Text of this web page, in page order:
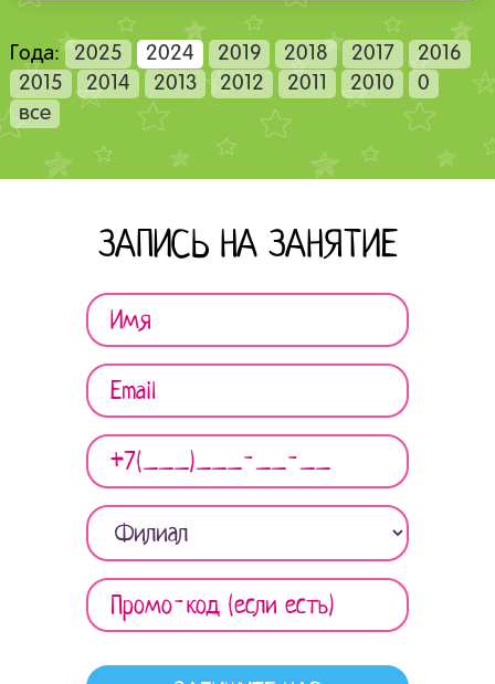
Года: 2025 2024 2019 2018 2017
2016
2015
2014 2013 2012 2011 2010
0
все
ЗАПИСЬ НА ЗАНЯТИЕ